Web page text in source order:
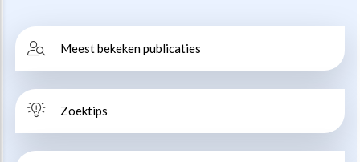
Meest bekeken publicaties
Zoektips
Beweegvriendelijke omgeving
Werken bij